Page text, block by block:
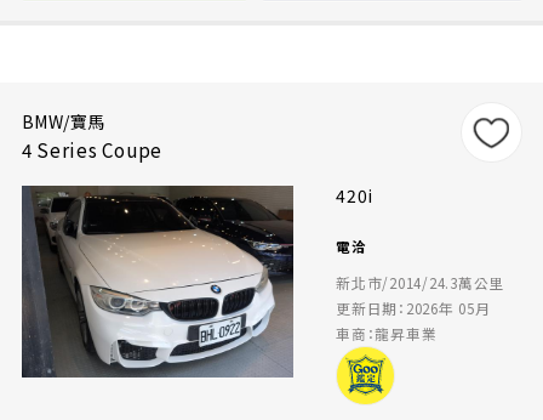
BMW/寶馬
4 Series Coupe
420i
電洽
新北市/2014/24.3萬公里
更新日期：2026年 05月
車商：龍昇車業